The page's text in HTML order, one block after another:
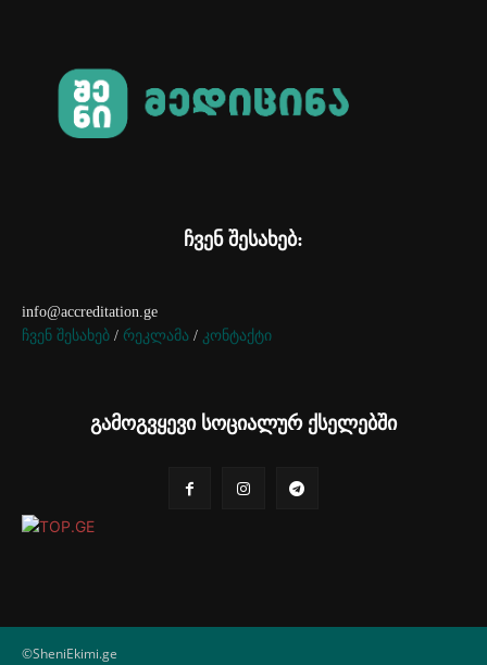
ჩვენ შესახებ:
info@accreditation.ge
ჩვენ შესახებ / რეკლამა / კონტაქტი
გამოგვყევი სოციალურ ქსელებში
©SheniEkimi.ge